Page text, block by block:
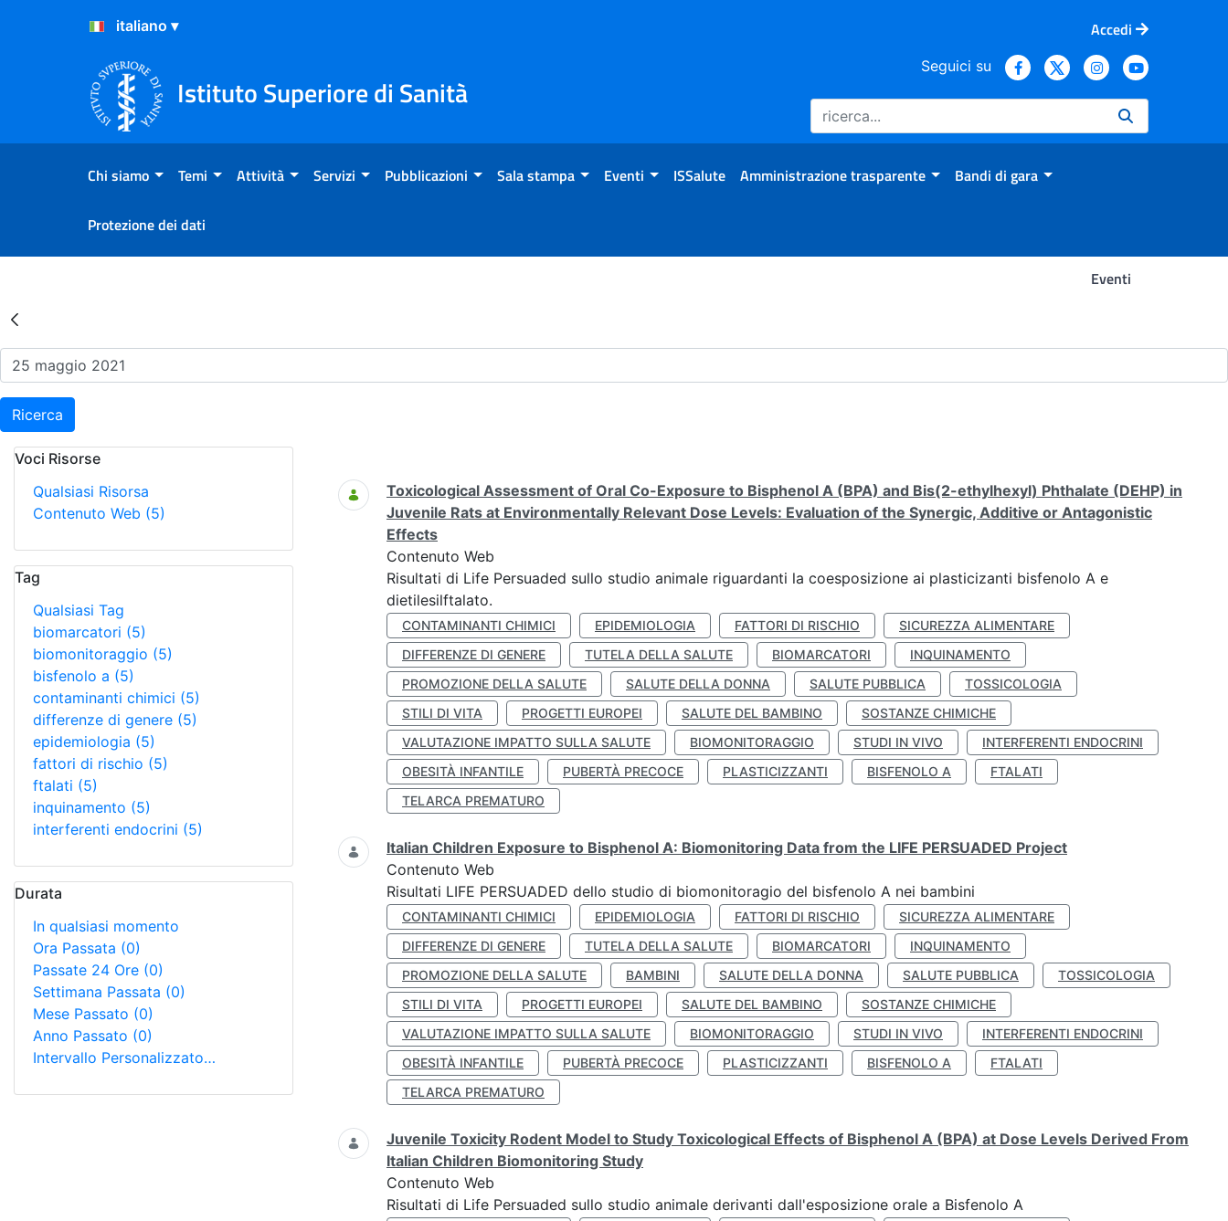
Salta al Contenuto
Salta al Footer
Accedi
Istituto Superiore di Sanità
Seguici su
Chi siamo Temi Attività Servizi Pubblicazioni Sala stampa Eventi ISSalute Amministrazione trasparente Bandi di gara
Protezione dei dati
Eventi
Risultati della Ricerca - Eventi
Ricerca
Voci Risorse
Qualsiasi Risorsa
Contenuto Web (5)
Tag
Qualsiasi Tag
biomarcatori (5)
biomonitoraggio (5)
bisfenolo a (5)
contaminanti chimici (5)
differenze di genere (5)
epidemiologia (5)
fattori di rischio (5)
ftalati (5)
inquinamento (5)
interferenti endocrini (5)
Durata
In qualsiasi momento
Ora Passata (0)
Passate 24 Ore (0)
Settimana Passata (0)
Mese Passato (0)
Anno Passato (0)
Intervallo Personalizzato…
Ricerca
Toxicological Assessment of Oral Co-Exposure to Bisphenol A (BPA) and Bis(2-ethylhexyl) Phthalate (DEHP) in
Juvenile Rats at Environmentally Relevant Dose Levels: Evaluation of the Synergic, Additive or Antagonistic
Effects
Contenuto Web
Risultati di Life Persuaded sullo studio animale riguardanti la coesposizione ai plasticizanti bisfenolo A e
dietilesilftalato.
CONTAMINANTI CHIMICI EPIDEMIOLOGIA FATTORI DI RISCHIO
SICUREZZA ALIMENTARE
DIFFERENZE DI GENERE
TUTELA DELLA SALUTE BIOMARCATORI
INQUINAMENTO
PROMOZIONE DELLA SALUTE
SALUTE DELLA DONNA SALUTE PUBBLICA
TOSSICOLOGIA
STILI DI VITA
PROGETTI EUROPEI SALUTE DEL BAMBINO
SOSTANZE CHIMICHE
VALUTAZIONE IMPATTO SULLA SALUTE
BIOMONITORAGGIO STUDI IN VIVO
INTERFERENTI ENDOCRINI
OBESITÀ INFANTILE
PUBERTÀ PRECOCE PLASTICIZZANTI BISFENOLO A
FTALATI
TELARCA PREMATURO
Italian Children Exposure to Bisphenol A: Biomonitoring Data from the LIFE PERSUADED Project
Contenuto Web
Risultati LIFE PERSUADED dello studio di biomonitoragio del bisfenolo A nei bambini
CONTAMINANTI CHIMICI EPIDEMIOLOGIA FATTORI DI RISCHIO
SICUREZZA ALIMENTARE
DIFFERENZE DI GENERE
TUTELA DELLA SALUTE BIOMARCATORI
INQUINAMENTO
PROMOZIONE DELLA SALUTE
BAMBINI SALUTE DELLA DONNA SALUTE PUBBLICA
TOSSICOLOGIA
STILI DI VITA
PROGETTI EUROPEI SALUTE DEL BAMBINO
SOSTANZE CHIMICHE
VALUTAZIONE IMPATTO SULLA SALUTE
BIOMONITORAGGIO STUDI IN VIVO
INTERFERENTI ENDOCRINI
OBESITÀ INFANTILE
PUBERTÀ PRECOCE PLASTICIZZANTI BISFENOLO A
FTALATI
TELARCA PREMATURO
Juvenile Toxicity Rodent Model to Study Toxicological Effects of Bisphenol A (BPA) at Dose Levels Derived From
Italian Children Biomonitoring Study
Contenuto Web
Risultati di Life Persuaded sullo studio animale derivanti dall'esposizione orale a Bisfenolo A